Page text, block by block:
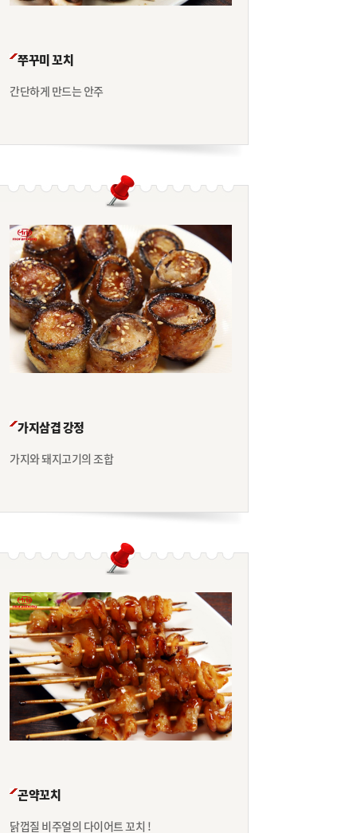
쭈꾸미 꼬치
간단하게 만드는 안주
가지삼겹 강정
가지와 돼지고기의 조합
곤약꼬치
닭껍질 비주얼의 다이어트 꼬치 !